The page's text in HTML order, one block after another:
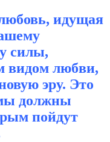
идущая
силы,
видом любви,
эру. Это
должны
пойдут